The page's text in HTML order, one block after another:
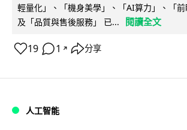
輕量化」、「機身美學」、「AI算力」、「
及「品質與售後服務」 已...
閱讀全文
19 1 ↗ 分享
人工智能